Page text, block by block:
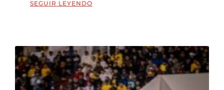
SEGUIR LEYENDO